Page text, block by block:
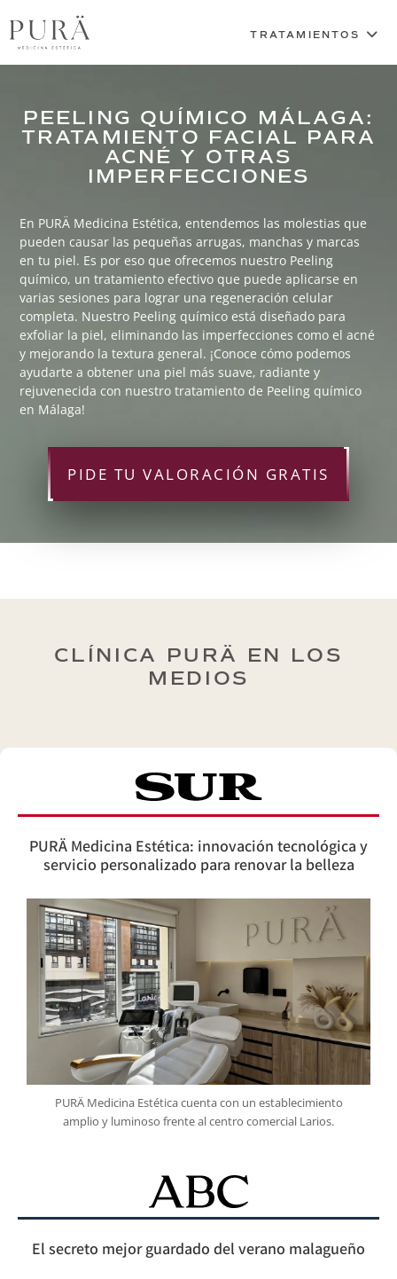
PEELING QUÍMICO MÁLAGA:
TRATAMIENTO FACIAL PARA
ACNÉ Y OTRAS
IMPERFECCIONES
En PURÄ Medicina Estética, entendemos las molestias que
pueden causar las pequeñas arrugas, manchas y marcas
en tu piel. Es por eso que ofrecemos nuestro Peeling
químico, un tratamiento efectivo que puede aplicarse en
varias sesiones para lograr una regeneración celular
completa. Nuestro Peeling químico está diseñado para
exfoliar la piel, eliminando las imperfecciones como el acné
y mejorando la textura general. ¡Conoce cómo podemos
ayudarte a obtener una piel más suave, radiante y
rejuvenecida con nuestro tratamiento de Peeling químico
en Málaga!
PIDE TU VALORACIÓN GRATIS
CLÍNICA PURÄ EN LOS
MEDIOS
PURÄ Medicina Estética: innovación tecnológica y
servicio personalizado para renovar la belleza
PURÄ Medicina Estética cuenta con un establecimiento
amplio y luminoso frente al centro comercial Larios.
El secreto mejor guardado del verano malagueño